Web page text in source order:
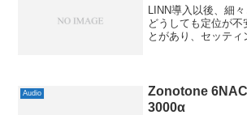
LINN導入以後、細
どうしても定位が不
とがあり、セッテ
ーブル「E...
Audio
Zonotone
3000α